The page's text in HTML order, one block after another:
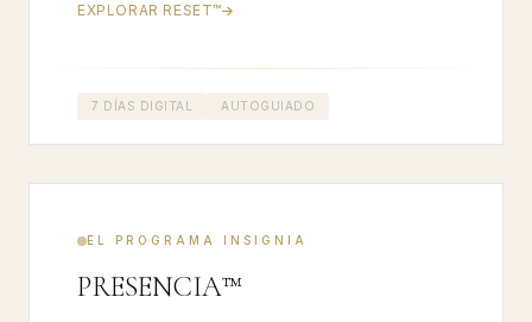
EXPLORAR RESET™
7 DÍAS DIGITAL AUTOGUIADO
EL PROGRAMA INSIGNIA
PRESENCIA™